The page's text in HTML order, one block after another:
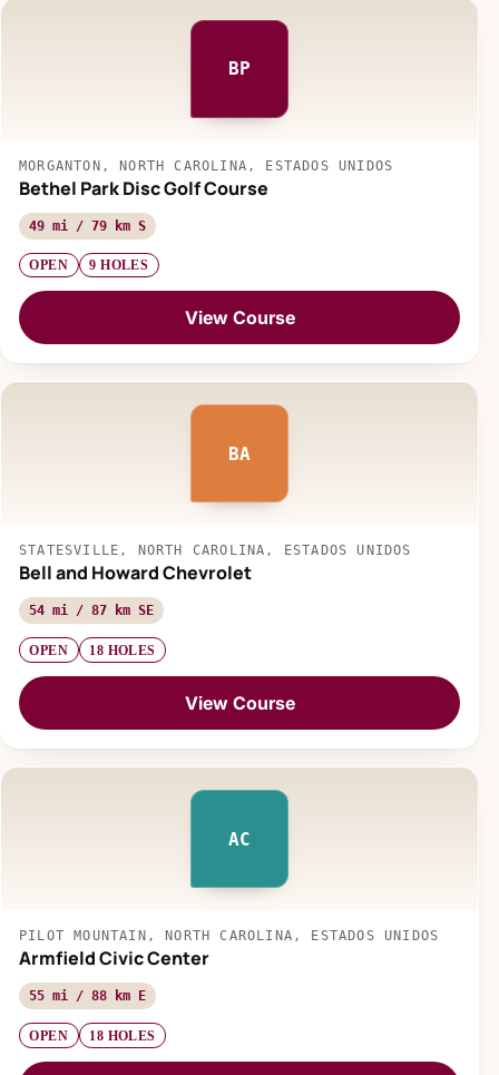
BP
MORGANTON, NORTH CAROLINA, ESTADOS UNIDOS
Bethel Park Disc Golf Course
49 mi / 79 km S
OPEN 9 HOLES
View Course
BA
STATESVILLE, NORTH CAROLINA, ESTADOS UNIDOS
Bell and Howard Chevrolet
54 mi / 87 km SE
OPEN 18 HOLES
View Course
AC
PILOT MOUNTAIN, NORTH CAROLINA, ESTADOS UNIDOS
Armfield Civic Center
55 mi / 88 km E
OPEN 18 HOLES